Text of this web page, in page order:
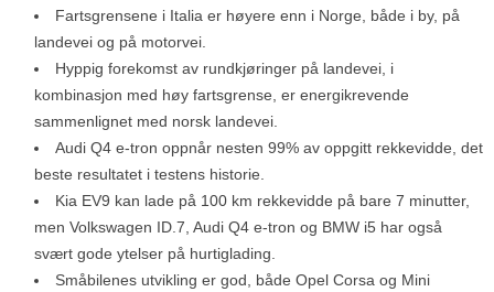
Fartsgrensene i Italia er høyere enn i Norge, både i by, på
landevei og på motorvei.
Hyppig forekomst av rundkjøringer på landevei, i
kombinasjon med høy fartsgrense, er energikrevende
sammenlignet med norsk landevei.
Audi Q4 e-tron oppnår nesten 99% av oppgitt rekkevidde, det
beste resultatet i testens historie.
Kia EV9 kan lade på 100 km rekkevidde på bare 7 minutter,
men Volkswagen ID.7, Audi Q4 e-tron og BMW i5 har også
svært gode ytelser på hurtiglading.
Småbilenes utvikling er god, både Opel Corsa og Mini